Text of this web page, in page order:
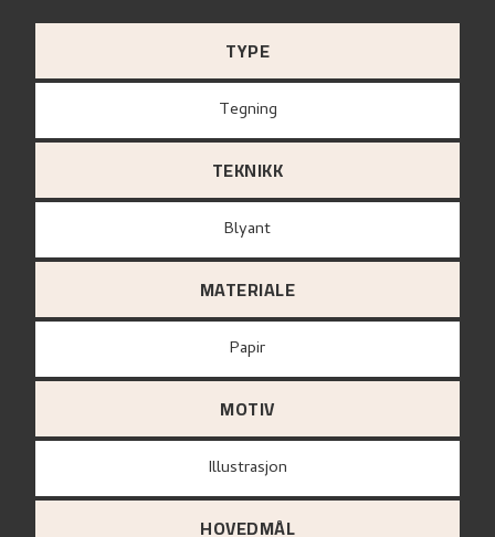
TYPE
Tegning
TEKNIKK
Blyant
MATERIALE
papir
MOTIV
Illustrasjon
HOVEDMÅL